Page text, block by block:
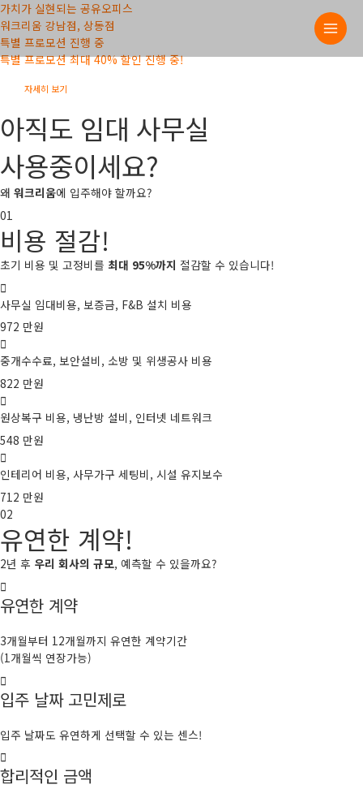
콘텐츠로
건너뛰기
가치가 실현되는 공유오피스
워크리움 강남점, 상동점
특별 프로모션 진행 중
특별 프로모션 최대 40% 할인 진행 중!
자세히 보기
아직도 임대 사무실
사용중이세요?
왜 워크리움에 입주해야 할까요?
01
비용 절감!
초기 비용 및 고정비를 최대 95%까지 절감할 수 있습니다!
사무실 임대비용, 보증금, F&B 설치 비용
972 만원
중개수수료, 보안설비, 소방 및 위생공사 비용
822 만원
원상복구 비용, 냉난방 설비, 인터넷 네트워크
548 만원
인테리어 비용, 사무가구 세팅비, 시설 유지보수
712 만원
02
유연한 계약!
2년 후 우리 회사의 규모, 예측할 수 있을까요?
유연한 계약
3개월부터 12개월까지 유연한 계약기간
(1개월씩 연장가능)
입주 날짜 고민제로
입주 날짜도 유연하게 선택할 수 있는 센스!
합리적인 금액